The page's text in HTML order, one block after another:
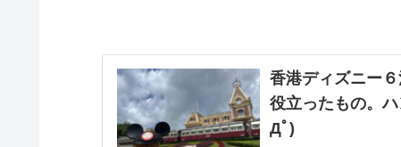
香港ディズニー
役立ったもの。
Дﾟ)